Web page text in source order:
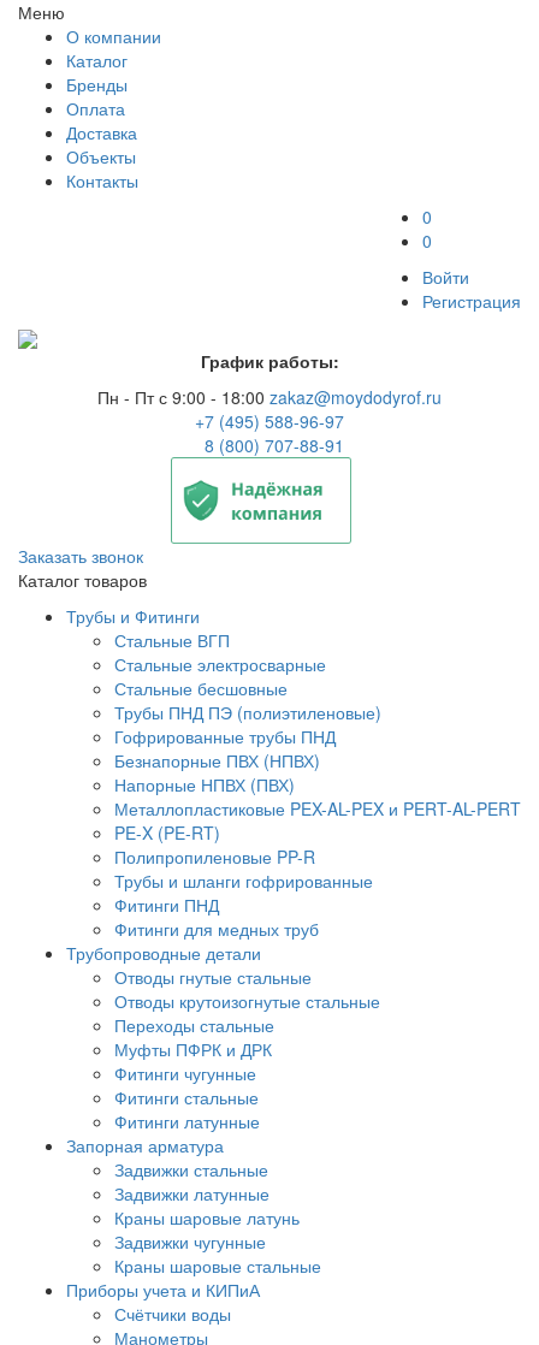
Меню
О компании
Каталог
Бренды
Оплата
Доставка
Объекты
Контакты
0
0
Войти
Регистрация
График работы:
Пн - Пт с 9:00 - 18:00 zakaz@moydodyrof.ru
+7 (495) 588-96-97
8 (800) 707-88-91
Заказать звонок
Каталог товаров
Трубы и Фитинги
Стальные ВГП
Стальные электросварные
Стальные бесшовные
Трубы ПНД ПЭ (полиэтиленовые)
Гофрированные трубы ПНД
Безнапорные ПВХ (НПВХ)
Напорные НПВХ (ПВХ)
Металлопластиковые PEX-AL-PEX и PERT-AL-PERT
PE-X (PE-RT)
Полипропиленовые PP-R
Трубы и шланги гофрированные
Фитинги ПНД
Фитинги для медных труб
Трубопроводные детали
Отводы гнутые стальные
Отводы крутоизогнутые стальные
Переходы стальные
Муфты ПФРК и ДРК
Фитинги чугунные
Фитинги стальные
Фитинги латунные
Запорная арматура
Задвижки стальные
Задвижки латунные
Краны шаровые латунь
Задвижки чугунные
Краны шаровые стальные
Приборы учета и КИПиА
Счётчики воды
Манометры